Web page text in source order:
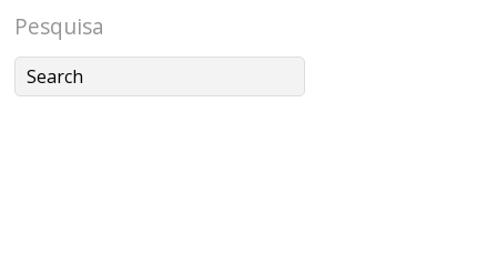
Pesquisa